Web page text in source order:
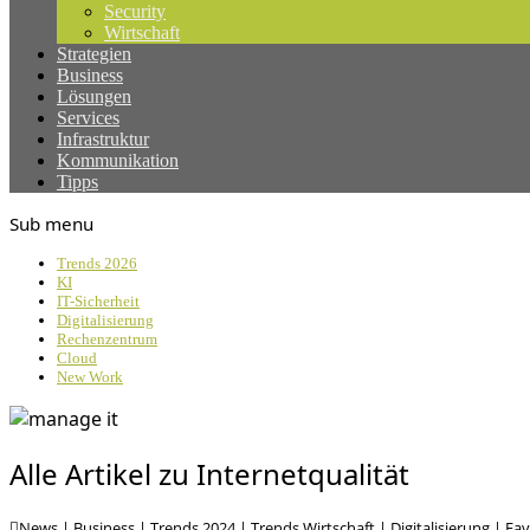
Security
Wirtschaft
Strategien
Business
Lösungen
Services
Infrastruktur
Kommunikation
Tipps
Sub menu
Trends 2026
KI
IT-Sicherheit
Digitalisierung
Rechenzentrum
Cloud
New Work
Alle Artikel zu Internetqualität